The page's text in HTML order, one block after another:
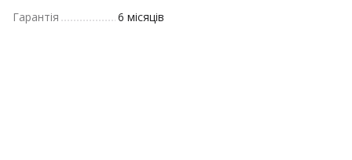
Гарантія
6 місяців